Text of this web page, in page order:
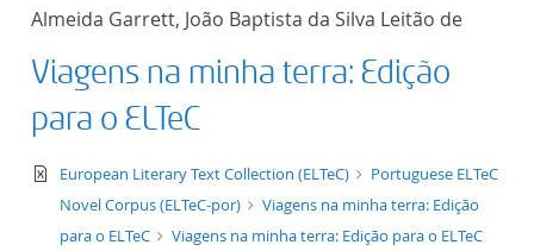
title ascending
title descending
format
Almeida Garrett, João Baptista da Silva Leitão de
Viagens na minha terra: Edição
para o ELTeC
text/xml
European Literary Text Collection (ELTeC)
Portuguese ELTeC
Novel Corpus (ELTeC-por)
Viagens na minha terra: Edição
para o ELTeC
Viagens na minha terra: Edição para o ELTeC